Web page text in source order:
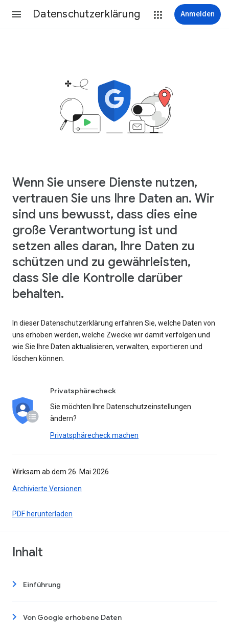
Datenschutzerklärung Anmelden
Wenn Sie unsere Dienste nutzen,
vertrauen Sie uns Ihre Daten an. Wir
sind uns bewusst, dass dies eine
große Verantwortung ist und
setzen alles daran, Ihre Daten zu
schützen und zu gewährleisten,
dass Sie die Kontrolle darüber
behalten.
In dieser Datenschutzerklärung erfahren Sie, welche Daten von
uns erhoben werden, welche Zwecke wir damit verfolgen und
wie Sie Ihre Daten aktualisieren, verwalten, exportieren und
löschen können.
Privatsphärecheck
Sie möchten Ihre Datenschutzeinstellungen
ändern?
Privatsphärecheck machen
Wirksam ab dem 26. Mai 2026
Archivierte Versionen
PDF herunterladen
Inhalt
Einführung
Von Google erhobene Daten